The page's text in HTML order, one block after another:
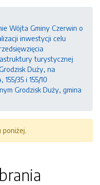
Wójta Gminy Czerwin o
inwestycji celu
turystycznej
Duży, na
35 i 155/10
Grodzisk Duży, gmina
poniżej.